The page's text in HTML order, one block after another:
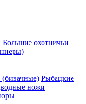
Большие охотничьи
Рыбацкие
ножи